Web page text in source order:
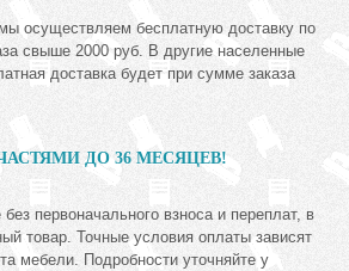
осуществляем бесплатную доставку по
свыше 2000 руб. В другие населенные
доставка будет при сумме заказа
ДО 36 МЕСЯЦЕВ!
первоначального взноса и переплат, в
товар. Точные условия оплаты зависят
мебели. Подробности уточняйте у